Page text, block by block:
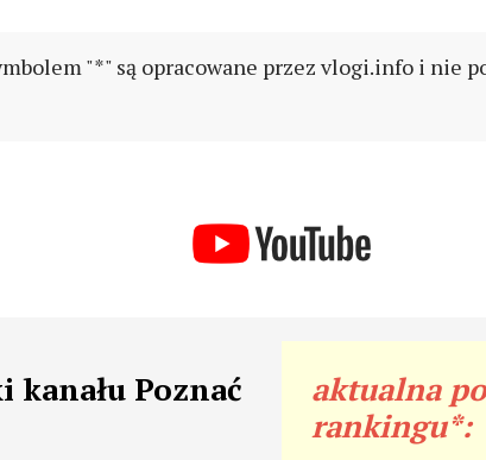
"*" są opracowane przez vlogi.info i nie
kanału Poznać
aktualna
rankingu*: